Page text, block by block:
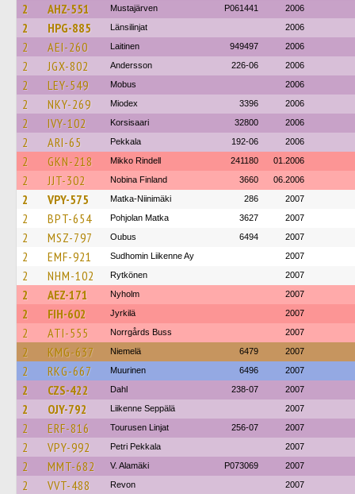
2 AHZ-551 Mustajärven P061441 2006
2 HPG-885 Länsilinjat 2006
2 AEI-260 Laitinen 949497 2006
2 JGX-802 Andersson 226-06 2006
2 LEY-549 Mobus 2006
2 NKY-269 Miodex 3396 2006
2 IVY-102 Korsisaari 32800 2006
2 ARI-65 Pekkala 192-06 2006
2 GKN-218 Mikko Rindell 241180 01.2006
2 JJT-302 Nobina Finland 3660 06.2006
2 VPY-575 Matka-Niinimäki 286 2007
2 BPT-654 Pohjolan Matka 3627 2007
2 MSZ-797 Oubus 6494 2007
2 EMF-921 Sudhomin Liikenne Ay 2007
2 NHM-102 Rytkönen 2007
2 AEZ-171 Nyholm 2007
2 FIH-602 Jyrkilä 2007
2 ATI-555 Norrgårds Buss 2007
2 KMG-637 Niemelä 6479 2007
2 RKG-667 Muurinen 6496 2007
2 CZS-422 Dahl 238-07 2007
2 OJY-792 Liikenne Seppälä 2007
2 ERF-816 Tourusen Linjat 256-07 2007
2 VPY-992 Petri Pekkala 2007
2 MMT-682 V. Alamäki P073069 2007
2 VVT-488 Revon 2007